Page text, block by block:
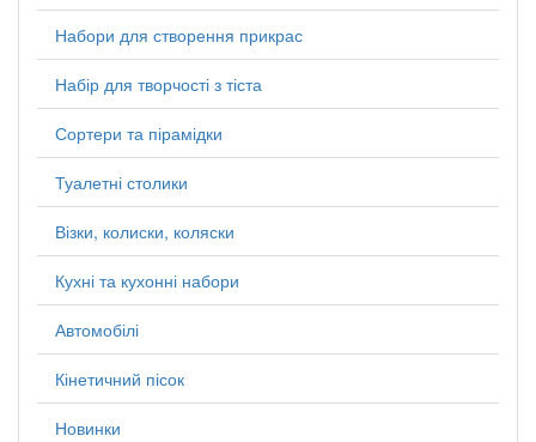
Набори для створення прикрас
Набір для творчості з тіста
Сортери та пірамідки
Туалетні столики
Візки, колиски, коляски
Кухні та кухонні набори
Автомобілі
Кінетичний пісок
Новинки